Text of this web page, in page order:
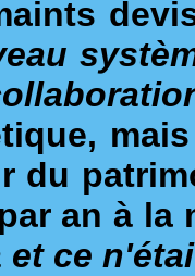
du
an à
ce